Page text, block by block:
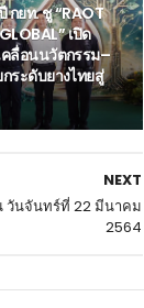
กยท. ชู “RAOT
เปิด
คลื่อนนวัตกรรม–
ระดับยางไทยสู่
NEXT
วันจันทร์ที่ 22 มีนาคม
2564